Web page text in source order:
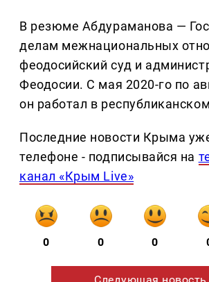
В резюме Абдураманова —
делам межнациональных
феодосийский суд и
Феодосии. С мая 2020-го по
он работал в
Последние новости Крыма
телефоне - подписывайся на
канал «Крым Live»
0 0 0